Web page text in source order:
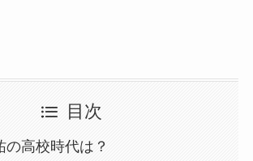
目次
の高校時代は？